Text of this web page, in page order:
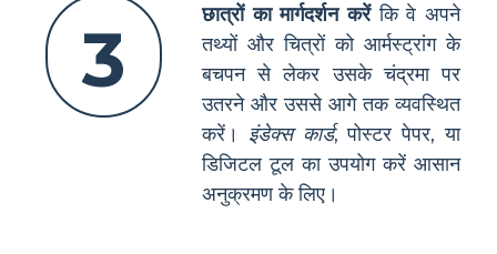
3 छात्रों का मार्गदर्शन करेंकि वे अपने
तथ्यों और चित्रों को आर्मस्ट्रांग के
बचपन से लेकर उसके चंद्रमा पर
उतरने और उससे आगे तक व्यवस्थित
करें। इंडेक्स कार्ड, पोस्टर पेपर, या
डिजिटल टूल का उपयोग करें आसान
अनुक्रमण के लिए।